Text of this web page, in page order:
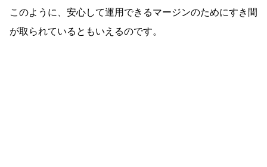
このように、安心して運用できるマージンのためにすき間
が取られているともいえるのです。